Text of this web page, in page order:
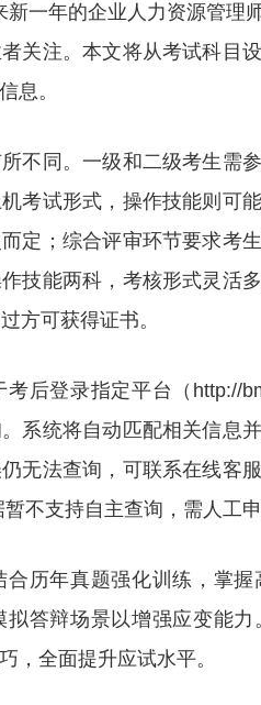
一年的企业人力资源管理
关注。本文将从考试科目
息。
不同。一级和二级考生需
考试形式，操作技能则可
定；综合评审环节要求考
技能两科，考核形式灵活
方可获得证书。
后登录指定平台（http://
系统将自动匹配相关信息
无法查询，可联系在线客
不支持自主查询，需人工申
历年真题强化训练，掌
答辩场景以增强应变能
，全面提升应试水平。